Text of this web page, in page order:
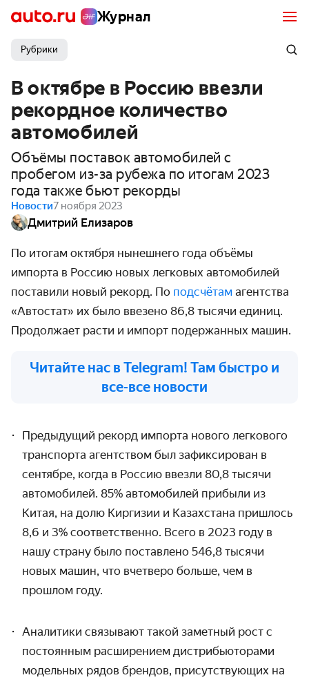
Журнал
Рубрики
В октябре в Россию ввезли
рекордное количество
автомобилей
Объёмы поставок автомобилей с
пробегом из-за рубежа по итогам 2023
года также бьют рекорды
Новости7 ноября 2023
Дмитрий Елизаров
По итогам октября нынешнего года объёмы
импорта в Россию новых легковых автомобилей
поставили новый рекорд. По подсчётам агентства
«Автостат» их было ввезено 86,8 тысячи единиц.
Продолжает расти и импорт подержанных машин.
Читайте нас в Telegram! Там быстро и
все-все новости
Предыдущий рекорд импорта нового легкового
транспорта агентством был зафиксирован в
сентябре, когда в Россию ввезли 80,8 тысячи
автомобилей. 85% автомобилей прибыли из
Китая, на долю Киргизии и Казахстана пришлось
8,6 и 3% соответственно. Всего в 2023 году в
нашу страну было поставлено 546,8 тысячи
новых машин, что вчетверо больше, чем в
прошлом году.
Аналитики связывают такой заметный рост с
постоянным расширением дистрибьюторами
модельных рядов брендов, присутствующих на